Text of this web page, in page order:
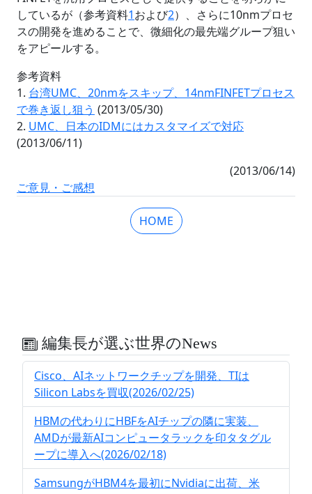
しているが（参考資料1および2）、さらに10nmプロセ
スの開発を進めることで、微細化の最先端グループ狙い
をアピールする。
参考資料
1. 台湾UMC、20nmをスキップ、14nmFINFETプロセス
で巻き返し狙う (2013/05/30)
2. UMC、日本のIDMにはカスタマイズで対応
(2013/06/11)
(2013/06/14)
ご意見・ご感想
HOME
編集長が選ぶ世界のNews
Cisco、AIネットワークチップを開発、TIは
Silicon Labsを買収(2026/02/25)
HBMの代わりにHBFをAIチップの隣に実装、
AMDが最新AIコンピュータラックを印タタグル
ープに導入へ(2026/02/18)
SamsungがHBM4を最初にNvidiaに出荷、米